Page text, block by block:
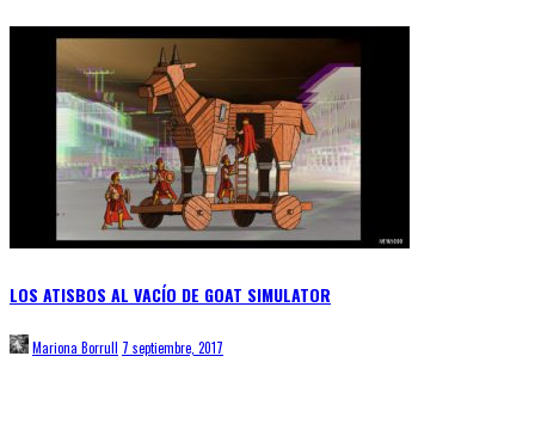
LOS ATISBOS AL VACÍO DE GOAT SIMULATOR
Mariona Borrull 7 septiembre, 2017